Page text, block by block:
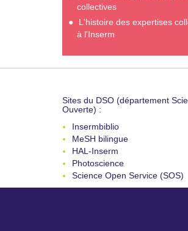
collectives
L'histoire des expertises
à l'Inserm
Sites du DSO (département
Ouverte) :
Insermbiblio
MeSH bilingue
HAL-Inserm
Photoscience
Science Open Service (SOS)